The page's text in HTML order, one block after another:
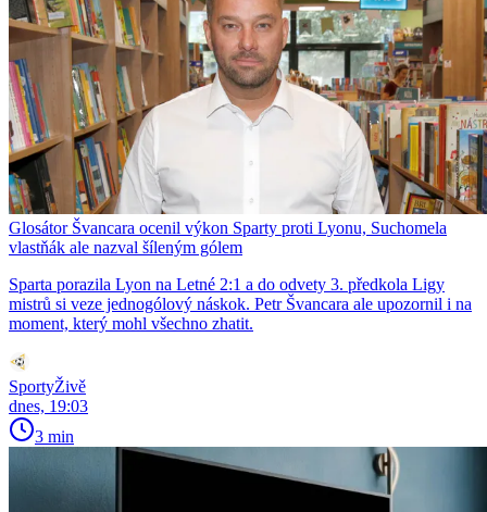
Glosátor Švancara ocenil výkon Sparty proti Lyonu, Suchomela
vlastňák ale nazval šíleným gólem
Sparta porazila Lyon na Letné 2:1 a do odvety 3. předkola Ligy
mistrů si veze jednogólový náskok. Petr Švancara ale upozornil i na
moment, který mohl všechno zhatit.
SportyŽivě
dnes, 19:03
3 min